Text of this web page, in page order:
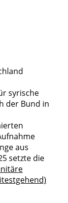
syrische
der Bund in
aus
setzte die